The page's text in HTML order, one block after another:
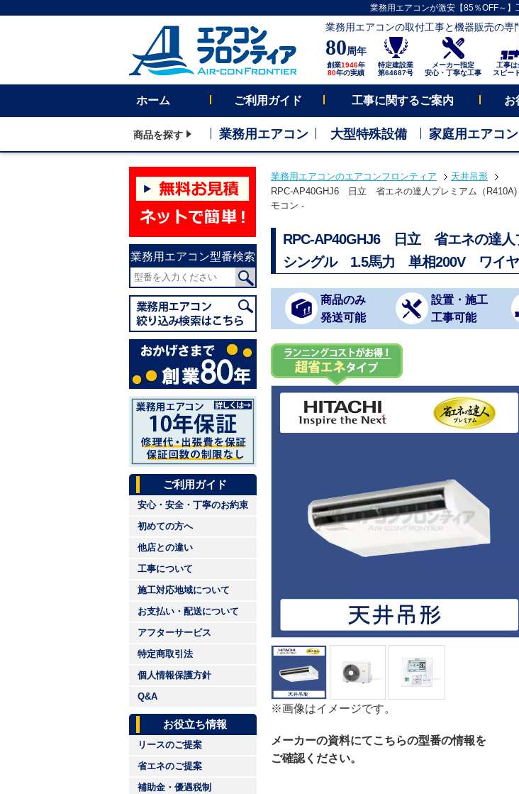
業務用エアコンが激安【85％OFF～】
業務用エアコンの取付工事と機器販売の専
80周年
創業1946年
80年の実績
特定建設業
第64687号
メーカー指定
安心・丁寧な工事
工事は
スピー
ホーム ご利用ガイド 工事に関するご案内 お
商品を探す 業務用エアコン 大型特殊設備 家庭用エアコン
業務用エアコン型番検索
ご利用ガイド
安心・安全・丁寧のお約束
初めての方へ
他店との違い
工事について
施工対応地域について
お支払い・配送について
アフターサービス
特定商取引法
個人情報保護方針
Q&A
お役立ち情報
リースのご提案
省エネのご提案
補助金・優遇税制
業務用エアコンのエアコンフロンティア
天井吊形
RPC-AP40GHJ6 日立 省エネの達人プレミアム（
モコン -
RPC-AP40GHJ6 日立 省エネの達
シングル 1.5馬力 単相200V ワイ
商品のみ
発送可能
設置・施工
工事可能
※画像はイメージです。
メーカーの資料にてこちらの型番の情報を
ご確認ください。